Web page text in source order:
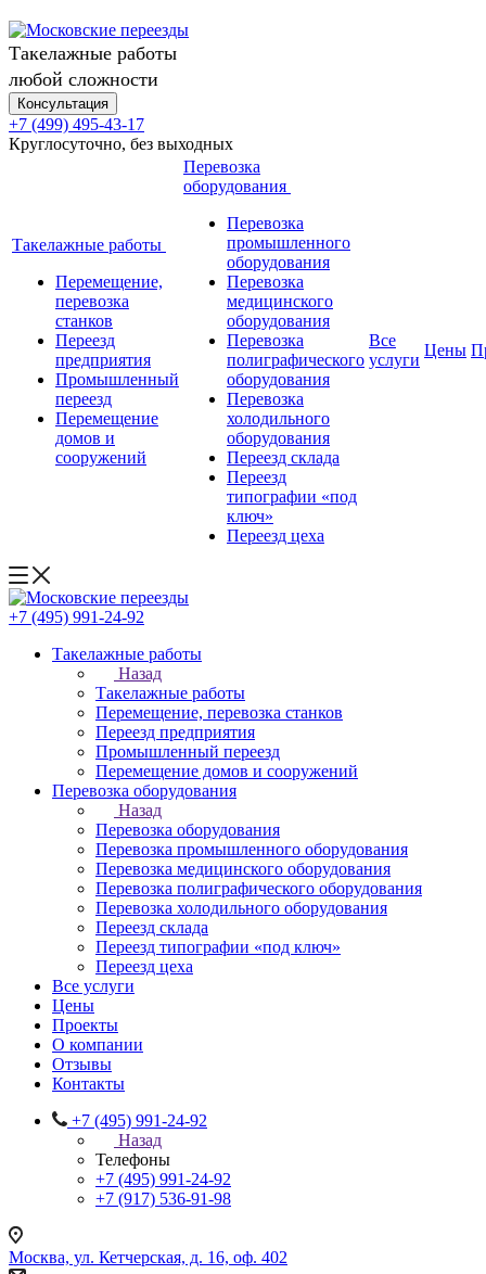
Такелажные работы
любой сложности
Консультация
+7 (499) 495-43-17
Круглосуточно, без выходных
Такелажные работы
Перемещение,
перевозка
станков
Переезд
предприятия
Промышленный
переезд
Перемещение
домов и
сооружений
Перевозка
оборудования
Перевозка
промышленного
оборудования
Перевозка
медицинского
оборудования
Перевозка
полиграфического
оборудования
Перевозка
холодильного
оборудования
Переезд склада
Переезд
типографии «под
ключ»
Переезд цеха
Все
услуги
Цены
+7 (495) 991-24-92
Такелажные работы
Назад
Такелажные работы
Перемещение, перевозка станков
Переезд предприятия
Промышленный переезд
Перемещение домов и сооружений
Перевозка оборудования
Назад
Перевозка оборудования
Перевозка промышленного оборудования
Перевозка медицинского оборудования
Перевозка полиграфического оборудования
Перевозка холодильного оборудования
Переезд склада
Переезд типографии «под ключ»
Переезд цеха
Все услуги
Цены
Проекты
О компании
Отзывы
Контакты
+7 (495) 991-24-92
Назад
Телефоны
+7 (495) 991-24-92
+7 (917) 536-91-98
Москва, ул. Кетчерская, д. 16, оф. 402